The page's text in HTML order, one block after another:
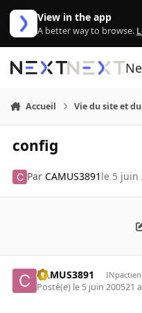
Aller au contenu
View in the app
A better way to browse.
Accueil Vie du site et
config
ParCAMUS3891 le 5 juin
CAMUS3891 INpactien
Posté(e) le 5 juin 200521 a